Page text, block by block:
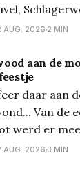
en op het
trokken
met een
AUG. 2026 2 MIN
aan de
daar aan
Van de
werd er
zeer
AUG. 2026 3 MIN